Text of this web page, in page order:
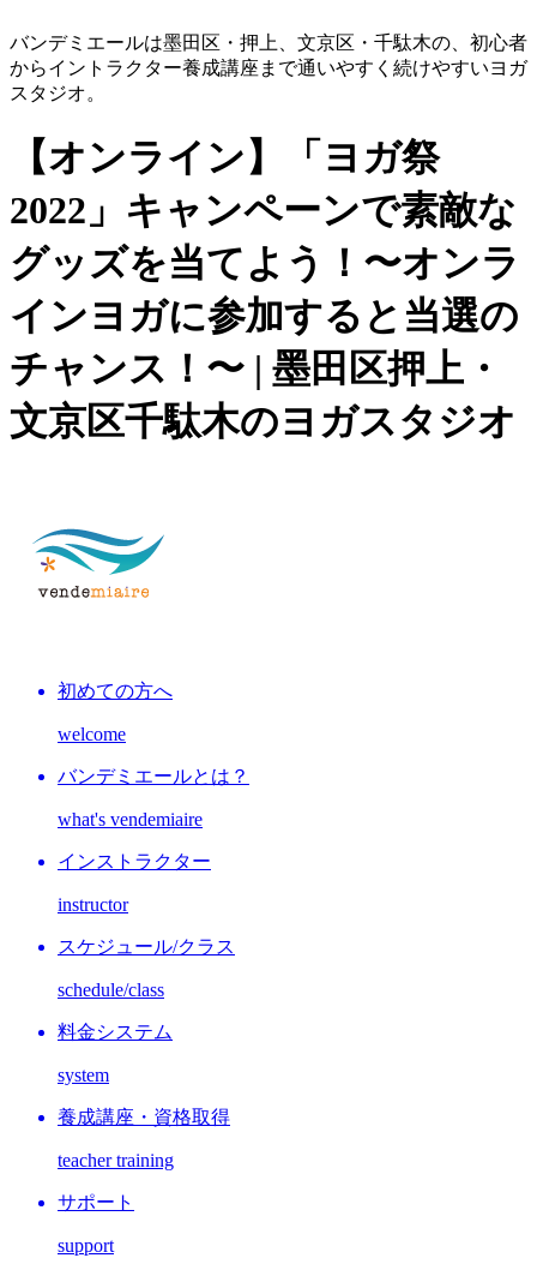
バンデミエールは墨田区・押上、文京区・千駄木の、初心者
からイントラクター養成講座まで通いやすく続けやすいヨガ
スタジオ。
【オンライン】「ヨガ祭
2022」キャンペーンで素敵な
グッズを当てよう！〜オンラ
インヨガに参加すると当選の
チャンス！〜 | 墨田区押上・
文京区千駄木のヨガスタジオ
初めての方へ
welcome
バンデミエールとは？
what's vendemiaire
インストラクター
instructor
スケジュール/クラス
schedule/class
料金システム
system
養成講座・資格取得
teacher training
サポート
support